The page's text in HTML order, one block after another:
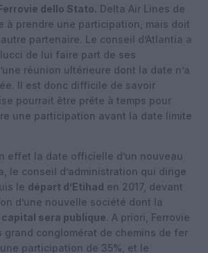
dello Stato. Delta Air Lines de
à prendre une participation, mais doit
partenaire. Le conseil d’Atlantia a
de lui faire part de ses
réunion ultérieure dont la date n’a
Il est donc difficile de savoir
pourrait être prête à temps pour
une participation avant la date limite
effet la date officielle d’un nouveau
le conseil d’administration qui dirige
le départ d’Etihad en 2017, devant
d’une nouvelle société dont la
sera publique. A priori, Ferrovie
grand conglomérat de chemins de fer
participation de 35%, et le